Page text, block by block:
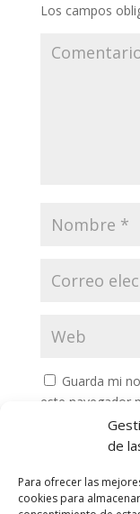
de
Para ofrecer las
cookies para
Los campos
Guarda mi
este navegador